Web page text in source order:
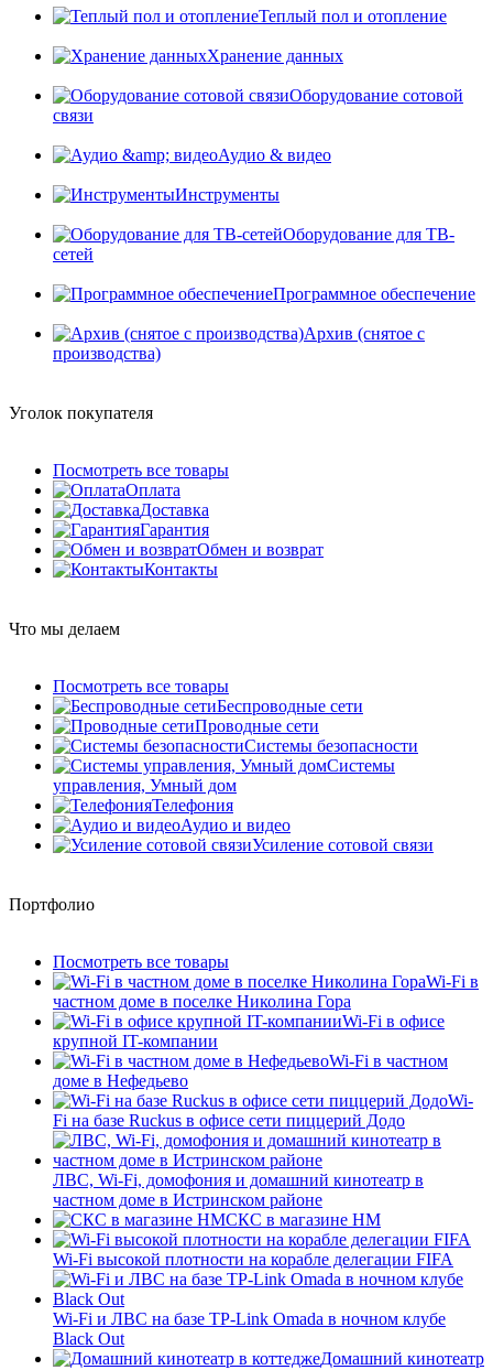
Теплый пол и отопление
Хранение данных
Оборудование сотовой
связи
Аудио & видео
Инструменты
Оборудование для ТВ-
сетей
Программное обеспечение
Архив (снятое с
производства)
Уголок покупателя
Посмотреть все товары
Оплата
Доставка
Гарантия
Обмен и возврат
Контакты
Что мы делаем
Посмотреть все товары
Беспроводные сети
Проводные сети
Системы безопасности
Системы
управления, Умный дом
Телефония
Аудио и видео
Усиление сотовой связи
Портфолио
Посмотреть все товары
Wi-Fi в
частном доме в поселке Николина Гора
Wi-Fi в офисе
крупной IT-компании
Wi-Fi в частном
доме в Нефедьево
Wi-
Fi на базе Ruckus в офисе сети пиццерий Додо
ЛВС, Wi-Fi, домофония и домашний кинотеатр в
частном доме в Истринском районе
СКС в магазине HM
Wi-Fi высокой плотности на корабле делегации FIFA
Wi-Fi и ЛВС на базе TP-Link Omada в ночном клубе
Black Out
Домашний кинотеатр